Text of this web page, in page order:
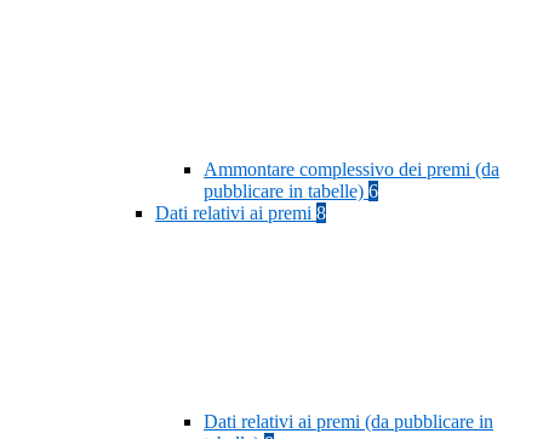
Ammontare complessivo dei premi (da
pubblicare in tabelle) 6
Dati relativi ai premi 8
Dati relativi ai premi (da pubblicare in